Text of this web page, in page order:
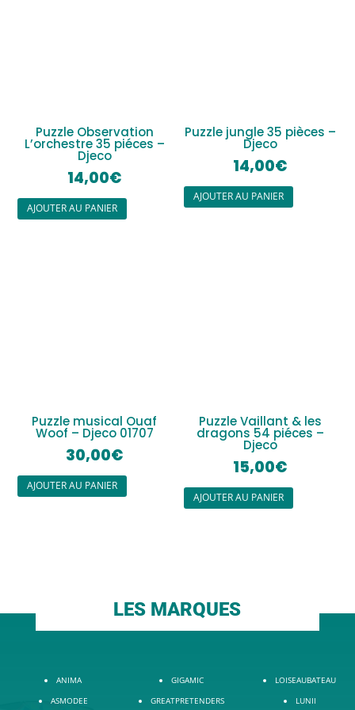
Puzzle Observation
L’orchestre 35 piéces –
Djeco
14,00€
AJOUTER AU PANIER
Puzzle jungle 35 pièces –
Djeco
14,00€
AJOUTER AU PANIER
Puzzle musical Ouaf
Woof – Djeco 01707
30,00€
AJOUTER AU PANIER
Puzzle Vaillant & les
dragons 54 piéces –
Djeco
15,00€
AJOUTER AU PANIER
LES MARQUES
ANIMA
ASMODEE
GIGAMIC
GREATPRETENDERS
LOISEAUBATEAU
LUNII